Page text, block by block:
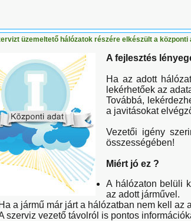
üzemeltető hálózatok részére elkészült a
A fejlesztés
Ha az adott
lekérhetőek az
Továbbá,
a javitásokat
Vezetői igény
összességében!
Miért jó ez ?
A hálózaton belüli
az adott járművel.
Ha a jármű már járt a hálózatban nem kell
szerviz vezető távolról is pontos